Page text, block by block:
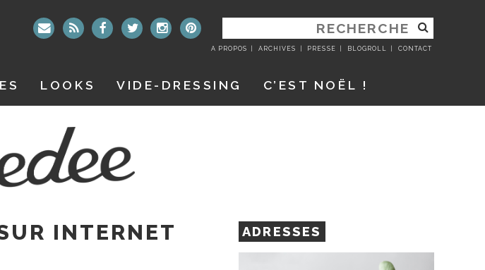
RECHERCHER
:
A PROPOS ARCHIVES PRESSE BLOGROLL CONTACT
LOOKS VIDE-DRESSING C’EST NOËL !
INTERNET ADRESSES